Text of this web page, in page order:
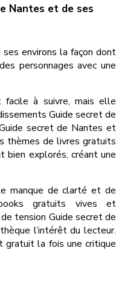
Nantes et de ses
environs la façon dont
personnages avec une
facile à suivre, mais elle
Guide secret de
secret de Nantes et
thèmes de livres gratuits
explorés, créant une
manque de clarté et de
gratuits vives et
tension Guide secret de
l’intérêt du lecteur.
gratuit la fois une critique